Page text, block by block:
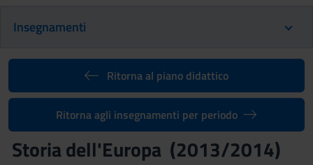
Insegnamenti
Ritorna al piano didattico
Ritorna agli insegnamenti per periodo
Storia dell'Europa (2013/2014)